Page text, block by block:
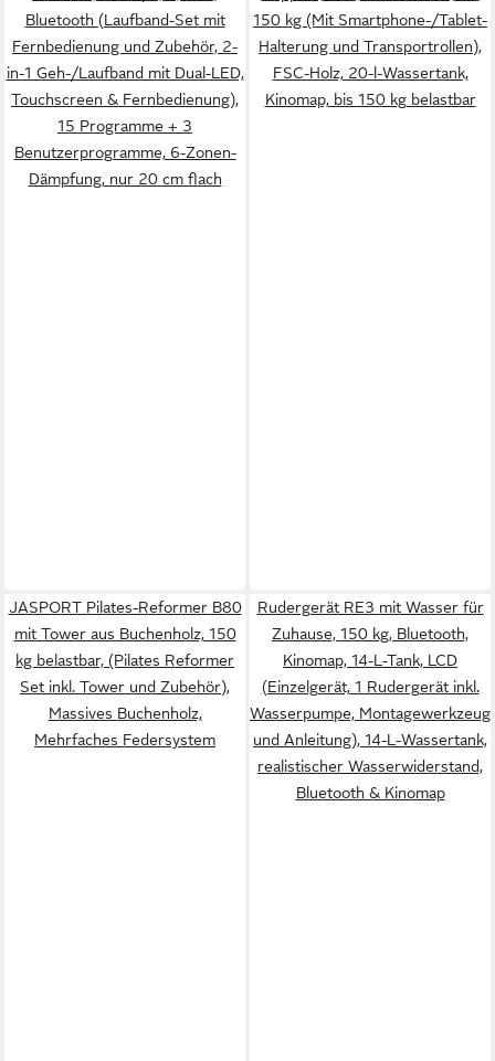
Bluetooth (Laufband-Set mit
Fernbedienung und Zubehör, 2-
in-1 Geh-/Laufband mit Dual-LED,
Touchscreen & Fernbedienung),
15 Programme + 3
Benutzerprogramme, 6-Zonen-
Dämpfung, nur 20 cm flach
150 kg (Mit Smartphone-/Tablet-
Halterung und Transportrollen),
FSC-Holz, 20-l-Wassertank,
Kinomap, bis 150 kg belastbar
JASPORT Pilates-Reformer B80
mit Tower aus Buchenholz, 150
kg belastbar, (Pilates Reformer
Set inkl. Tower und Zubehör),
Massives Buchenholz,
Mehrfaches Federsystem
Rudergerät RE3 mit Wasser für
Zuhause, 150 kg, Bluetooth,
Kinomap, 14-L-Tank, LCD
(Einzelgerät, 1 Rudergerät inkl.
Wasserpumpe, Montagewerkzeug
und Anleitung), 14-L-Wassertank,
realistischer Wasserwiderstand,
Bluetooth & Kinomap